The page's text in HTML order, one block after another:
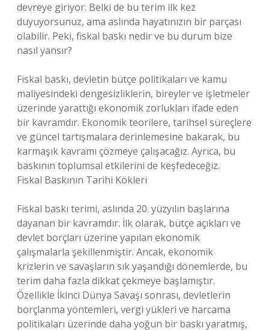
devreye giriyor. Belki de bu terim ilk kez
duyuyorsunuz, ama aslında hayatınızın bir parçası
olabilir. Peki, fiskal baskı nedir ve bu durum bize
nasıl yansır?
Fiskal baskı, devletin bütçe politikaları ve kamu
maliyesindeki dengesizliklerin, bireyler ve işletmeler
üzerinde yarattığı ekonomik zorlukları ifade eden
bir kavramdır. Ekonomik teorilere, tarihsel süreçlere
ve güncel tartışmalara derinlemesine bakarak, bu
karmaşık kavramı çözmeye çalışacağız. Ayrıca, bu
baskının toplumsal etkilerini de keşfedeceğiz.
Fiskal Baskının Tarihi Kökleri
Fiskal baskı terimi, aslında 20. yüzyılın başlarına
dayanan bir kavramdır. İlk olarak, bütçe açıkları ve
devlet borçları üzerine yapılan ekonomik
çalışmalarla şekillenmiştir. Ancak, ekonomik
krizlerin ve savaşların sık yaşandığı dönemlerde, bu
terim daha fazla dikkat çekmeye başlamıştır.
Özellikle İkinci Dünya Savaşı sonrası, devletlerin
borçlanma yöntemleri, vergi yükleri ve harcama
politikaları üzerinde daha yoğun bir baskı yaratmış,